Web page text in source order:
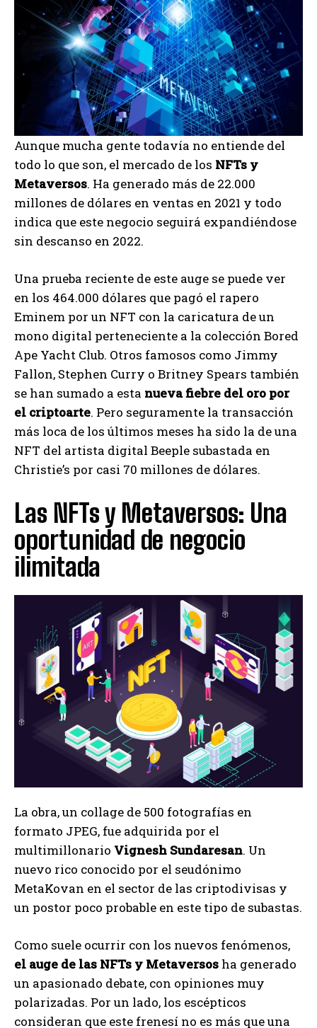
Aunque mucha gente todavía no entiende del
todo lo que son, el mercado de los NFTs y
Metaversos. Ha generado más de 22.000
millones de dólares en ventas en 2021 y todo
indica que este negocio seguirá expandiéndose
sin descanso en 2022.
Una prueba reciente de este auge se puede ver
en los 464.000 dólares que pagó el rapero
Eminem por un NFT con la caricatura de un
mono digital perteneciente a la colección Bored
Ape Yacht Club. Otros famosos como Jimmy
Fallon, Stephen Curry o Britney Spears también
se han sumado a esta nueva fiebre del oro por
el criptoarte. Pero seguramente la transacción
más loca de los últimos meses ha sido la de una
NFT del artista digital Beeple subastada en
Christie’s por casi 70 millones de dólares.
Las NFTs y Metaversos: Una
oportunidad de negocio
ilimitada
La obra, un collage de 500 fotografías en
formato JPEG, fue adquirida por el
multimillonario Vignesh Sundaresan. Un
nuevo rico conocido por el seudónimo
MetaKovan en el sector de las criptodivisas y
un postor poco probable en este tipo de subastas.
Como suele ocurrir con los nuevos fenómenos,
el auge de las NFTs y Metaversos ha generado
un apasionado debate, con opiniones muy
polarizadas. Por un lado, los escépticos
consideran que este frenesí no es más que una